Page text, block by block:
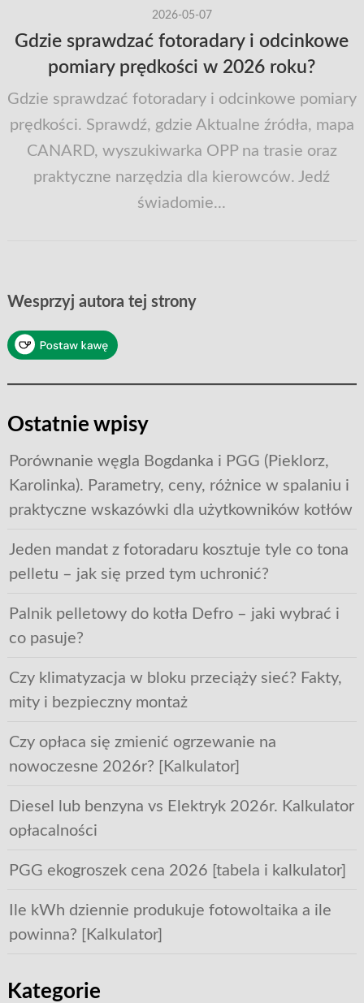
2026-05-07
Gdzie sprawdzać fotoradary i odcinkowe
pomiary prędkości w 2026 roku?
Gdzie sprawdzać fotoradary i odcinkowe pomiary
prędkości. Sprawdź, gdzie Aktualne źródła, mapa
CANARD, wyszukiwarka OPP na trasie oraz
praktyczne narzędzia dla kierowców. Jedź
świadomie...
Wesprzyj autora tej strony
Ostatnie wpisy
Porównanie węgla Bogdanka i PGG (Pieklorz,
Karolinka). Parametry, ceny, różnice w spalaniu i
praktyczne wskazówki dla użytkowników kotłów
Jeden mandat z fotoradaru kosztuje tyle co tona
pelletu – jak się przed tym uchronić?
Palnik pelletowy do kotła Defro – jaki wybrać i
co pasuje?
Czy klimatyzacja w bloku przeciąży sieć? Fakty,
mity i bezpieczny montaż
Czy opłaca się zmienić ogrzewanie na
nowoczesne 2026r? [Kalkulator]
Diesel lub benzyna vs Elektryk 2026r. Kalkulator
opłacalności
PGG ekogroszek cena 2026 [tabela i kalkulator]
Ile kWh dziennie produkuje fotowoltaika a ile
powinna? [Kalkulator]
Kategorie